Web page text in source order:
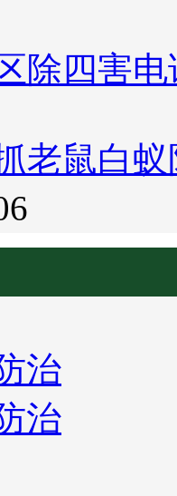
除四害
老鼠白
治
治